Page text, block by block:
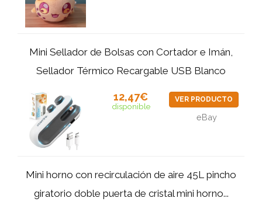
Mini Sellador de Bolsas con Cortador e Imán,
Sellador Térmico Recargable USB Blanco
12,47€
disponible
VER PRODUCTO
eBay
Mini horno con recirculación de aire 45L pincho
giratorio doble puerta de cristal mini horno...